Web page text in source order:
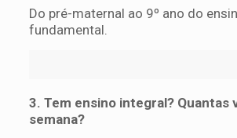
Do pré-maternal ao 9º ano do
fundamental.
3. Tem ensino integral? Quantas
semana?